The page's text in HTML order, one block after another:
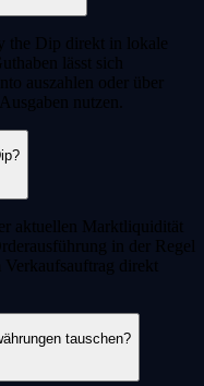
the Dip direkt in lokale
lässt sich
auszahlen oder über
nutzen.
aktuellen Marktliquidität
in der Regel
Verkaufsauftrag direkt
tauschen?